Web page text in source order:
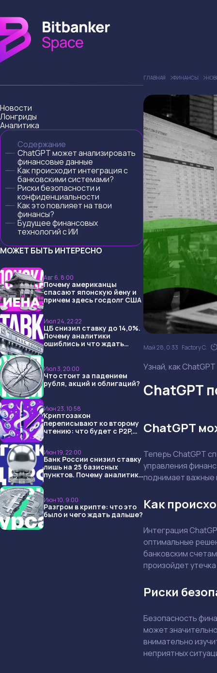
Новости
Лонгриды
Аналитика
Содержание
ChatGPT может анализировать
финансовые данные
Как происходит интеграция с
банковскими системами?
Риски безопасности и
конфиденциальности
Как это повлияет на твои
финансы?
Будущее финансовых
технологий с ИИ
МОЖЕТ БЫТЬ ИНТЕРЕСНО
Авг 6, 8:00
Почему американцы
спасают японскую йену и
причем здесь госдолг США
Июл 24, 22:22
ЦБ снизил ставку до 14,0%.
Почему аналитики
ошиблись и что ждать
Июл 3, 20:00
Что стоит за падением
рубля, акций и облигаций?
Июн 23, 10:58
Криптозакон
переписывают ко второму
чтению: что будет с P2P,
Июн 19, 22:00
Банк России снизил ставку
лишь на 25 базисных
пунктов. Почему аналитики
Июн 10, 9:00
Разгром в крипте: что это
было и чего ждать дальше?
ГЛАВНАЯ ФИНАНСЫ
Май 28, 0:33 Factory C.
Узнай, как
ChatGPT
ChatGPT
Теперь ChatGPT
управления
поднимает важные
Как
Интеграция
оптимальные
банковским
произойдет
Риски
Безопасность
может
внимательно
неприятных